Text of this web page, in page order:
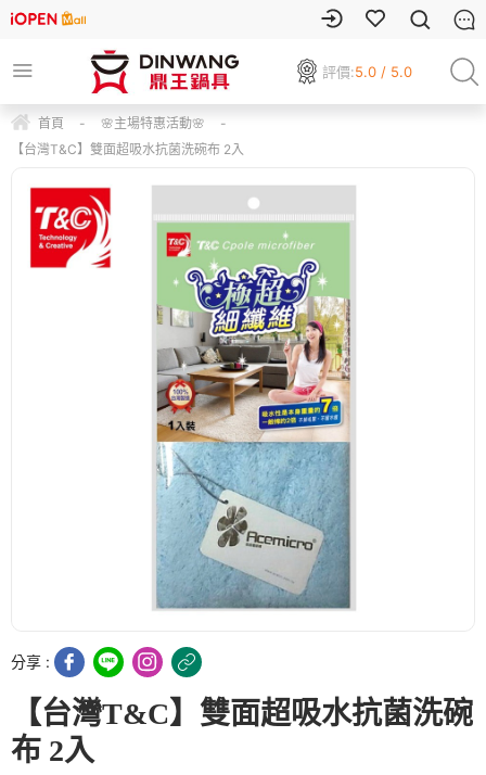
評價:5.0 / 5.0
首頁 - 🌸主場特惠活動🌸
-
【台灣T&C】雙面超吸水抗菌洗碗布 2入
分享 :
【台灣T&C】雙面超吸水抗菌洗碗
布 2入